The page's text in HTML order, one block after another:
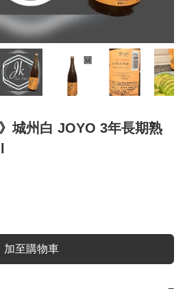
城州白 JOYO 3年長期熟
加至購物車
−